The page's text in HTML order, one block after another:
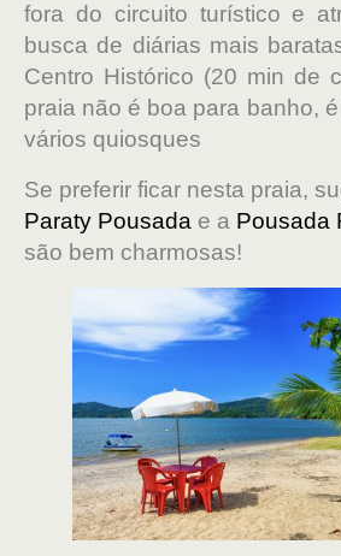
fora do circuito turístico e
busca de diárias mais
Centro Histórico (20 min de
praia não é boa para banho,
vários quiosques
Se preferir ficar nesta praia,
Paraty Pousada e a Pousada
são bem charmosas!